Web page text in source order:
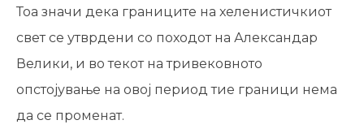
Тоа значи дека границите на хеленистичкиот
свет се утврдени со походот на Александар
Велики, и во текот на тривековното
опстојување на овој период тие граници нема
да се променат.